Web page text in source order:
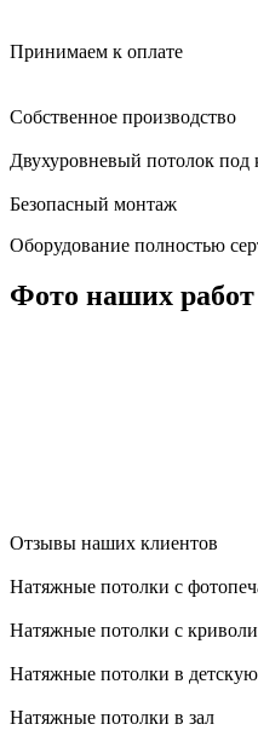
Принимаем к оплате
Собственное производство
Двухуровневый потолок под
Безопасный монтаж
Оборудование полностью
Фото наших работ
Отзывы наших клиентов
Натяжные потолки с
Натяжные потолки с
Натяжные потолки в
Натяжные потолки в зал